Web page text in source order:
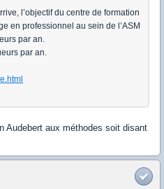
l’objectif du centre de formation
en professionnel au sein de l’ASM
par an.
par an.
Audebert aux méthodes soit disant